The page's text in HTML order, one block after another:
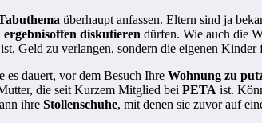
überhaupt anfassen. Eltern sind ja
ergebnisoffen diskutieren dürfen. Wie auch die
Geld zu verlangen, sondern die eigenen Kinder
es dauert, vor dem Besuch Ihre Wohnung zu
die seit Kurzem Mitglied bei PETA ist.
ihre Stollenschuhe, mit denen sie zuvor auf